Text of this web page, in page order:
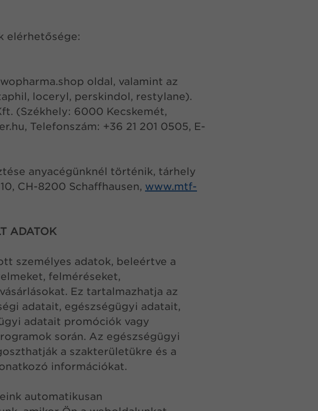
elérhetősége:
oldal, valamint az
loceryl, perskindol, restylane).
(Székhely: 6000 Kecskemét,
Telefonszám: +36 21 201 0505, E-
anyacégünknél történik, tárhely
CH-8200 Schaffhausen, www.mtf-
ADATOK
személyes adatok, beleértve a
felméréseket,
Ez tartalmazhatja az
adatait, egészségügyi adatait,
adatait promóciók vagy
során. Az egészségügyi
a szakterületükre és a
információkat.
automatikusan